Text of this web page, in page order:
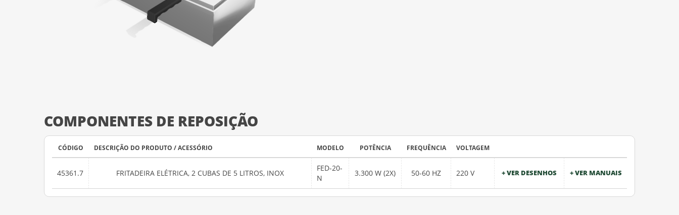
COMPONENTES DE REPOSIÇÃO
CÓDIGO DESCRIÇÃO DO PRODUTO / ACESSÓRIO MODELO POTÊNCIA FREQUÊNCIA VOLTAGEM
45361.7 FRITADEIRA ELÉTRICA, 2 CUBAS DE 5 LITROS, INOX
FED-20-
N
3.300 W (2X) 50-60 HZ 220 V + VER DESENHOS + VER MANUAIS